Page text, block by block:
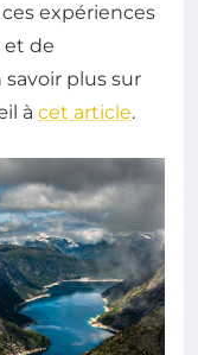
expériences
et de
plus sur
à cet article.